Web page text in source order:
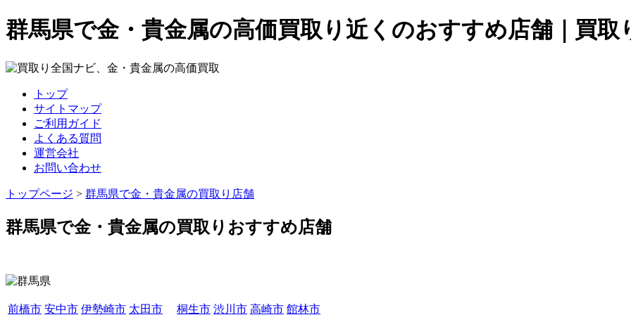
群馬県で金・貴金属の高価買取り近くのおすすめ店舗｜買取
トップ
サイトマップ
ご利用ガイド
よくある質問
運営会社
お問い合わせ
トップページ > 群馬県で金・貴金属の買取り店舗
群馬県で金・貴金属の買取りおすすめ店舗
前橋市 安中市 伊勢崎市 太田市 桐生市 渋川市 高崎市 館林市